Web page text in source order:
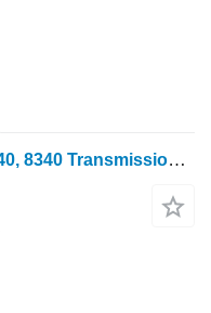
Ford 5640, 6640, 7740, 7840, 8240, 8340 Transmission Synchroniser Sle F0NN7124DC prsten sinhronizatora za traktora točkaša